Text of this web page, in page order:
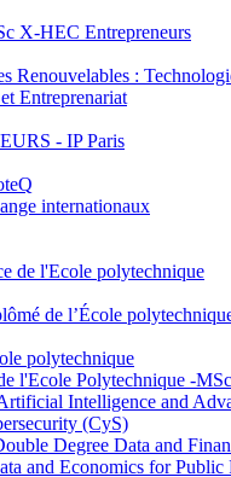
X-HEC Entrepreneurs
Renouvelables :
Entreprenariat
- IP Paris
internationaux
de l'Ecole polytechnique
de l’École
polytechnique
l'Ecole Polytechnique -
Intelligence and
(CyS)
Degree Data and
and Economics for